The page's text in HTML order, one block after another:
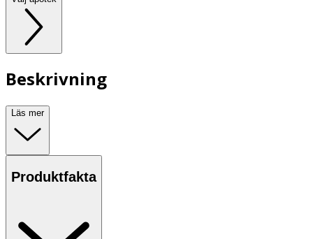
Beskrivning
Läs mer
Produktfakta